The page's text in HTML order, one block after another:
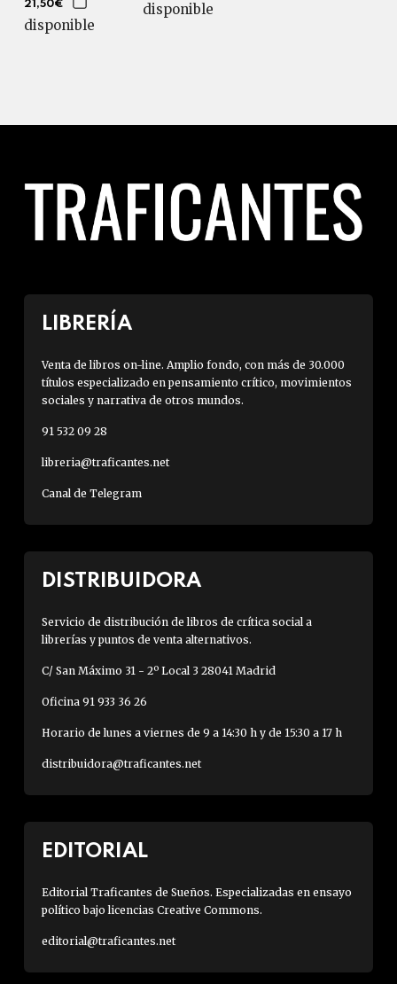
21,50€
disponible
disponible
LIBRERÍA
Venta de libros on-line. Amplio fondo, con más de 30.000
títulos especializado en pensamiento crítico, movimientos
sociales y narrativa de otros mundos.
91 532 09 28
libreria@traficantes.net
Canal de Telegram
DISTRIBUIDORA
Servicio de distribución de libros de crítica social a
librerías y puntos de venta alternativos.
C/ San Máximo 31 - 2º Local 3 28041 Madrid
Oficina 91 933 36 26
Horario de lunes a viernes de 9 a 14:30 h y de 15:30 a 17 h
distribuidora@traficantes.net
EDITORIAL
Editorial Traficantes de Sueños. Especializadas en ensayo
político bajo licencias Creative Commons.
editorial@traficantes.net